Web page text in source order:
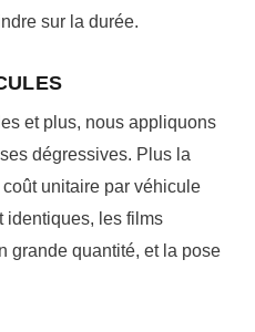
sur la durée.
et plus, nous appliquons
dégressives. Plus la
unitaire par véhicule
les films
grande quantité, et la pose